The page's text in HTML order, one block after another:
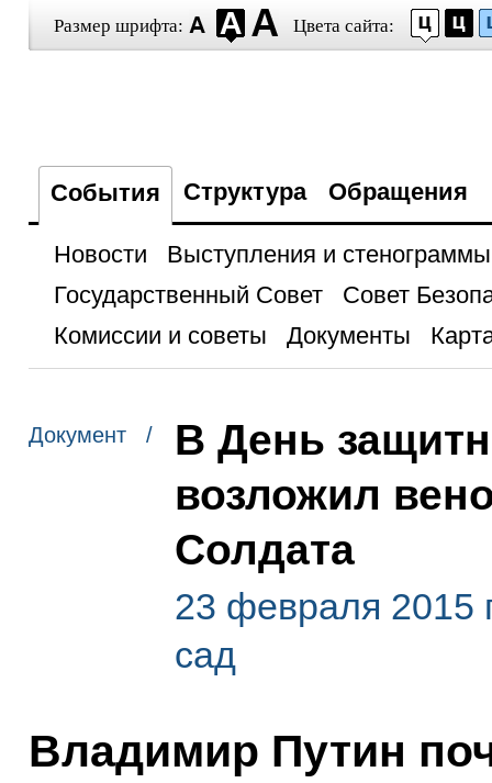
Размер шрифта: Цвета сайта:
События Структура Обращения
Новости
Выступления и стенограммы
Государственный Совет
Совет
Комиссии и советы
Документы
Документ /
В День
возложил
Солдата
23 февраля 2015
сад
Владимир Путин